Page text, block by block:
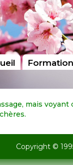
mais
Copyright ©